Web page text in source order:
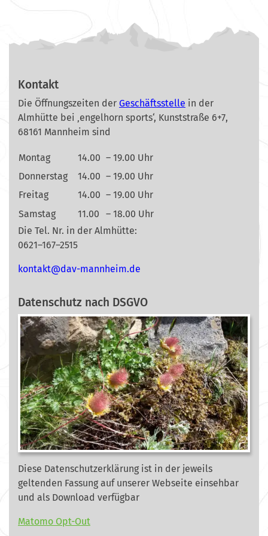
Kontakt
Die Öffnungszeiten der Geschäftsstelle in der
Almhütte bei ‚engelhorn sports‘, Kunststraße 6+7,
68161 Mannheim sind
Montag 14.00 – 19.00 Uhr
Donnerstag
14.00 – 19.00 Uhr
Freitag
14.00 – 19.00 Uhr
Samstag
11.00
– 18.00 Uhr
Die Tel. Nr. in der Almhütte:
0621–167–2515
ed.mi
ehnna
m-vad
@tkat
nok
Datenschutz nach DSGVO
Diese Datenschutzerklärung ist in der jeweils
geltenden Fassung auf unserer Webseite einsehbar
und als Download verfügbar
Matomo Opt-Out